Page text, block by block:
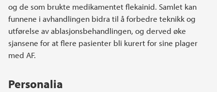
og de som brukte medikamentet flekainid. Samlet kan
funnene i avhandlingen bidra til å forbedre teknikk og
utførelse av ablasjonsbehandlingen, og derved øke
sjansene for at flere pasienter bli kurert for sine plager
med AF.
Personalia